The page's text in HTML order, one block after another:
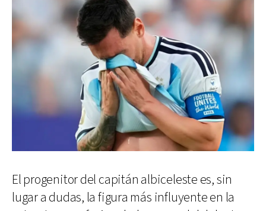
El progenitor del capitán albiceleste es, sin
lugar a dudas, la figura más influyente en la